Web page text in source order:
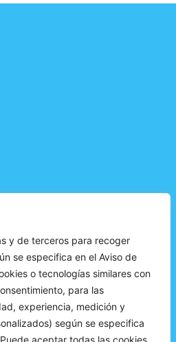
y de terceros para recoger
se especifica en el Aviso de
o tecnologías similares con
para las
experiencia, medición y
según se especifica
aceptar todas las cookies
780 2957.